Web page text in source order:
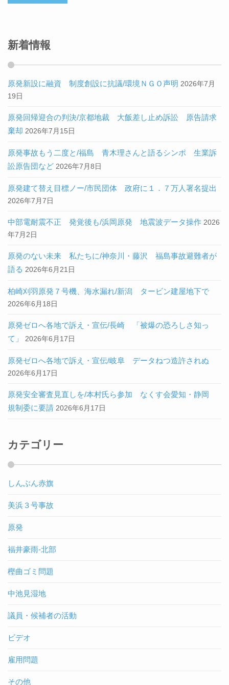
新着情報
原発新設に融資 制度創設に抗議/環境ＮＧＯ声明 2026年7月
19日
原発回帰迎合の判決/京都地裁 大飯差し止め訴訟 原告請求
棄却 2026年7月15日
原発事故もう二度と/福島 青木理さんと語るシンポ 生業訴
訟原告団など 2026年7月8日
原発建て替え目標ノー/市民団体 政府に１．７万人署名提出
2026年7月7日
中部電耐震不正 発覚後も/浜岡原発 地震波データ操作 2026
年7月2日
原発のない未来 私たちに/神奈川・藤沢 福島事故避難者が
語る 2026年6月21日
柏崎刈羽原発７号機、海水漏れ/新潟 タービン建屋地下で
2026年6月18日
原発ゼロへ各地で訴え・宣伝/長崎 「被爆の恐ろしさ知っ
て」
2026年6月17日
原発ゼロへ各地で訴え・宣伝/岐阜 データねつ造許されぬ
2026年6月17日
原発安全審査見直しを/本村氏ら参加 なくす会愛知・静岡
規制委に要請 2026年6月17日
カテゴリー
しんぶん赤旗
美浜３号事故
原発
福井豪雨-北部
樫曲ゴミ問題
中池見湿地
議員・候補者の活動
ビデオ
雇用問題
その他